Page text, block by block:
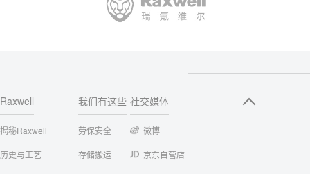
Raxwell
揭秘Raxwell
历史与工艺
我们有这些
劳保安全
存储搬运
社交媒体
微博
京东自营店